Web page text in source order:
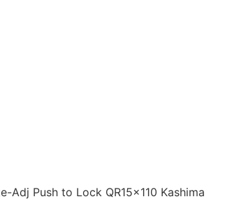
Adj Push to Lock QR15x110 Kashima